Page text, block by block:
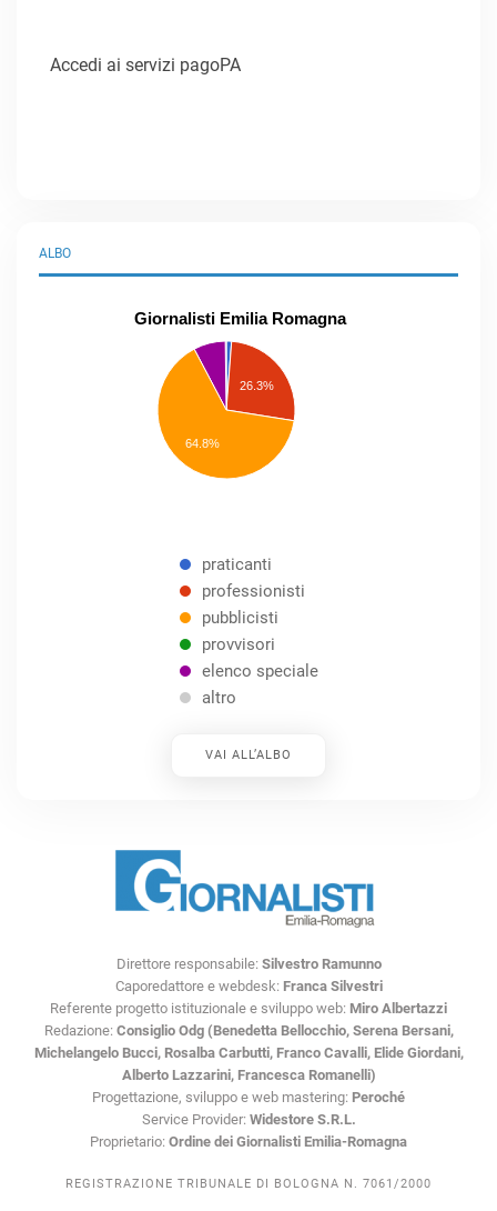
Accedi ai servizi pagoPA
ALBO
Giornalisti Emilia Romagna
26.3%
64.8%
praticanti
professionisti
pubblicisti
provvisori
elenco speciale
altro
VAI ALL’ALBO
Direttore responsabile: Silvestro Ramunno
Caporedattore e webdesk: Franca Silvestri
Referente progetto istituzionale e sviluppo web: Miro Albertazzi
Redazione: Consiglio Odg (Benedetta Bellocchio, Serena Bersani,
Michelangelo Bucci, Rosalba Carbutti, Franco Cavalli, Elide Giordani,
Alberto Lazzarini, Francesca Romanelli)
Progettazione, sviluppo e web mastering: Peroché
Service Provider: Widestore S.R.L.
Proprietario: Ordine dei Giornalisti Emilia-Romagna
REGISTRAZIONE TRIBUNALE DI BOLOGNA N. 7061/2000